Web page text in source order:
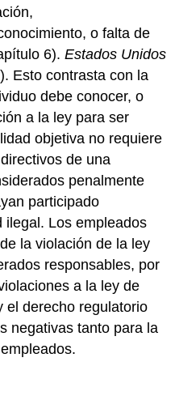
o falta de
6).Estados Unidos
Esto contrasta con la
debe conocer, o
a la ley para ser
objetiva no requiere
de una
penalmente
participado
ilegal. Los empleados
la violación de la ley
responsables, por
a la ley de
el derecho regulatorio
negativas tanto para la